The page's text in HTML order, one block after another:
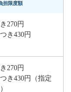
担限度額
270円
き430円
270円
き430円（指定